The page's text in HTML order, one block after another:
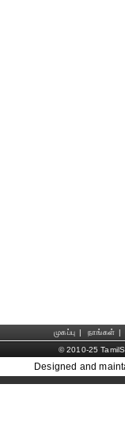
முகப்பு | நாங்கள் |
© 2010-25
Designed and